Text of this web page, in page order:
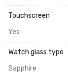
Touchscreen
Yes
Watch glass type
Sapphire